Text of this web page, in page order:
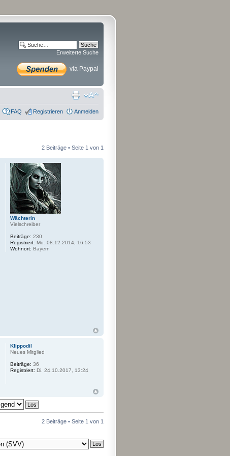
Erweiterte Suche
via Paypal
FAQ Registrieren Anmelden
2 Beiträge • Seite 1 von 1
Wächterin
Vielschreiber
Beiträge: 230
Registriert: Mo. 08.12.2014, 16:53
Wohnort: Bayern
Klippodil
Neues Mitglied
Beiträge: 36
Registriert: Di. 24.10.2017, 13:24
2 Beiträge • Seite 1 von 1